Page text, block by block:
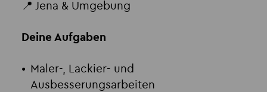
📍 Jena & Umgebung
Deine Aufgaben
Maler-, Lackier- und
Ausbesserungsarbeiten